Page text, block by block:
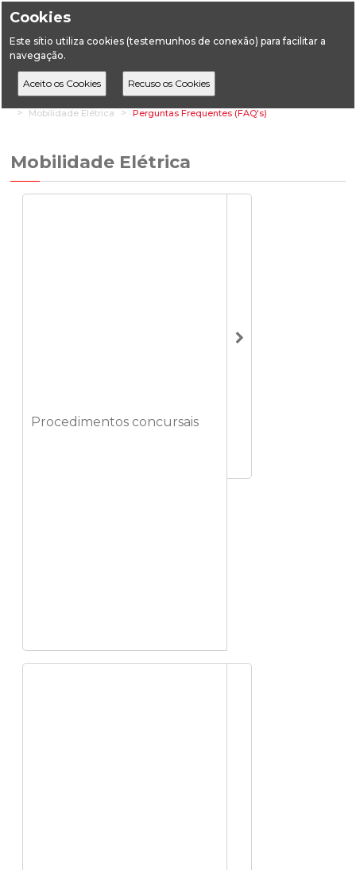
Cookies
Este sítio utiliza cookies (testemunhos de conexão) para facilitar a
navegação.
HomeÁreas Setoriais Energia
Energia Elétrica
Mobilidade Elétrica
Perguntas Frequentes (FAQ's)
Mobilidade Elétrica
Procedimentos concursais